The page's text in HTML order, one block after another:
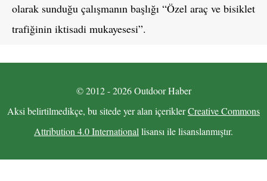
olarak sunduğu çalışmanın başlığı “Özel araç ve bisiklet
trafiğinin iktisadi mukayesesi”.
© 2012 - 2026 Outdoor Haber
Aksi belirtilmedikçe, bu sitede yer alan içeriklerCreative Commons
Attribution 4.0 International lisansı ile lisanslanmıştır.